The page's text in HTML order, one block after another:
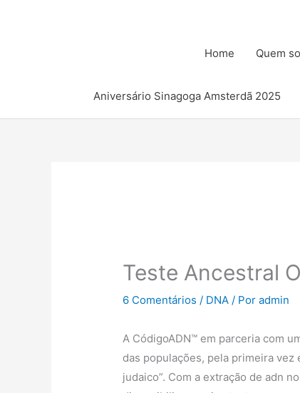
Home Quem
Aniversário Sinagoga Amsterdã 2025
Teste Ancestral
6 Comentários / DNA / Poradmin
A CódigoADN™ em parceria com
das populações, pela primeira
judaico”. Com a extração de adn